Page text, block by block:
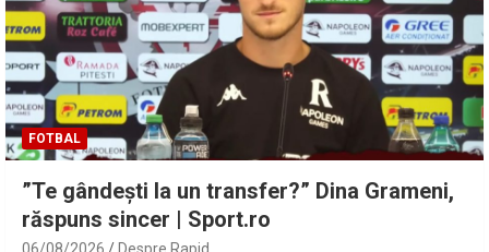
FOTBAL
”Te gândești la un transfer?” Dina Grameni,
răspuns sincer | Sport.ro